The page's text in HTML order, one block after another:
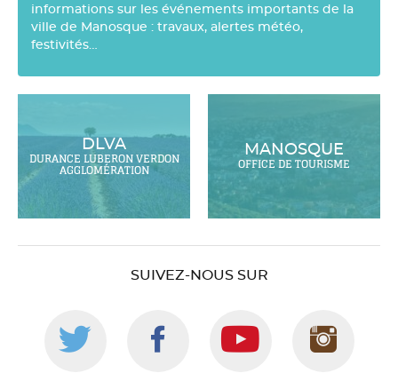
informations sur les événements importants de la
ville de Manosque : travaux, alertes météo,
festivités…
DLVA
DURANCE LUBERON VERDON
AGGLOMÉRATION
MANOSQUE
OFFICE DE TOURISME
SUIVEZ-NOUS SUR
Suivez-Suivez-Suivez-